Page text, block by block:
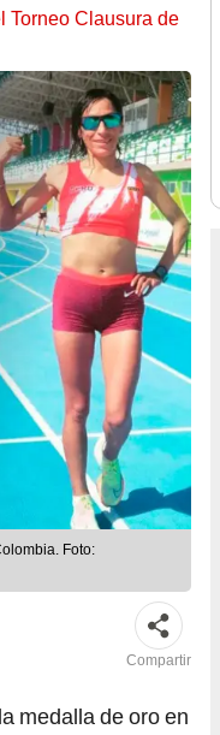
Torneo Clausura de
Foto:
Compartir
medalla de oro en